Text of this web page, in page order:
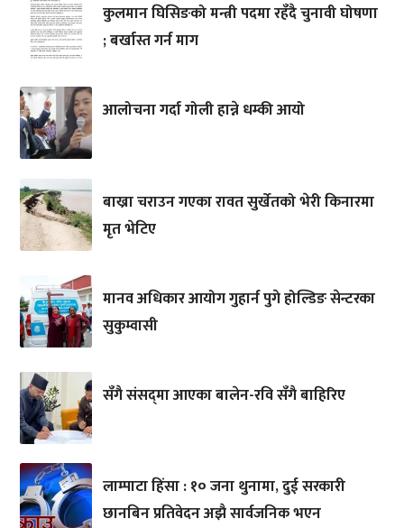
कुलमान घिसिङको मन्त्री पदमा रहँदै चुनावी घोषणा
; बर्खास्त गर्न माग
आलोचना गर्दा गोली हान्ने धम्की आयो
बाख्रा चराउन गएका रावत सुर्खेतको भेरी किनारमा
मृत भेटिए
मानव अधिकार आयोग गुहार्न पुगे होल्डिङ सेन्टरका
सुकुम्वासी
सँगै संसद्‌मा आएका बालेन-रवि सँगै बाहिरिए
लाम्पाटा हिंसा : १० जना थुनामा, दुई सरकारी
छानबिन प्रतिवेदन अझै सार्वजनिक भएन